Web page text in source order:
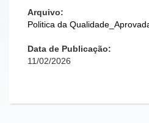
Arquivo:
Politica da
Data de Publicação:
11/02/2026